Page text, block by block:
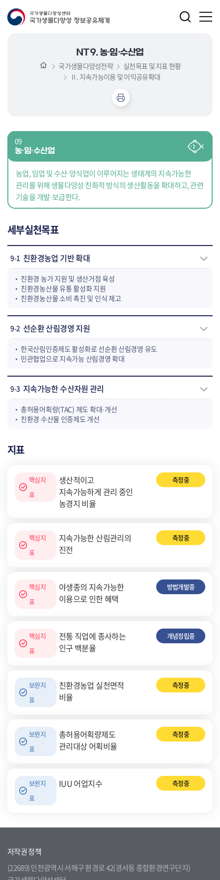
NT9. 농·임·수산업
국가생물다양성전략
실천목표 및 지표 현황
Ⅱ. 지속가능이용 및 이익공유확대
09
농·임·수산업
농업, 임업 및 수산·양식업이 이루어지는 생태계의 지속가능한
관리를 위해 생물다양성 친화적 방식의 생산활동을 확대하고, 관련
기술을 개발·보급한다.
세부실천목표
9-1 친환경농업 기반 확대
친환경 농가 지원 및 생산거점 육성
친환경농산물 유통 활성화 지원
친환경농산물 소비 촉진 및 인식 제고
9-2 선순환 산림경영 지원
한국산림인증제도 활성화로 선순환 산림경영 유도
민관협업으로 지속가능 산림경영 확대
9-3 지속가능한 수산자원 관리
총허용어획량(TAC) 제도 확대·개선
친환경 수산물 인증제도 개선
지표
핵심지
표
생산적이고
지속가능하게 관리 중인
농경지 비율
측정중
핵심지
표
지속가능한 산림관리의
진전
측정중
핵심지
표
야생종의 지속가능한
이용으로 인한 혜택
방법개발중
핵심지
표
전통 직업에 종사하는
인구 백분율
개념정립중
보완지
표
친환경농업 실천면적
비율
측정중
보완지
표
총허용어획량제도
관리대상 어획비율
측정중
보완지
표
IUU 어업지수 측정중
저작권 정책
(22689) 인천광역시 서해구 환경로 42(경서동 종합환경연구단지)